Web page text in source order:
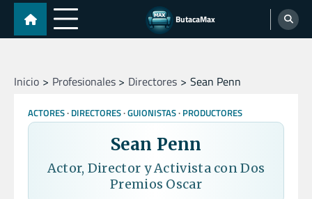
Skip
content
ButacaMax
Inicio Profesionales Directores Sean Penn
ACTORES DIRECTORES GUIONISTAS PRODUCTORES
Sean Penn
Actor, Director y Activista con Dos
Premios Oscar